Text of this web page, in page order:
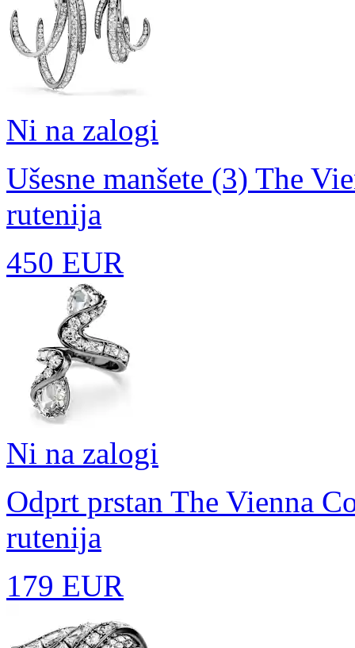
Ni na zalogi
Ušesne manšete (3) The
rutenija
450 EUR
Ni na zalogi
Odprt prstan The Vienna
rutenija
179 EUR